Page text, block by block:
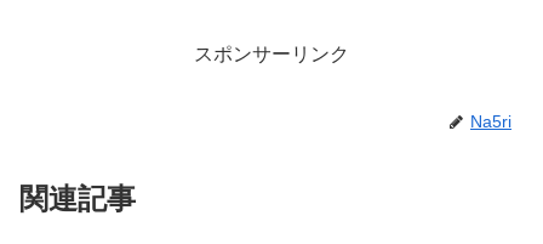
スポンサーリンク
Na5ri
関連記事